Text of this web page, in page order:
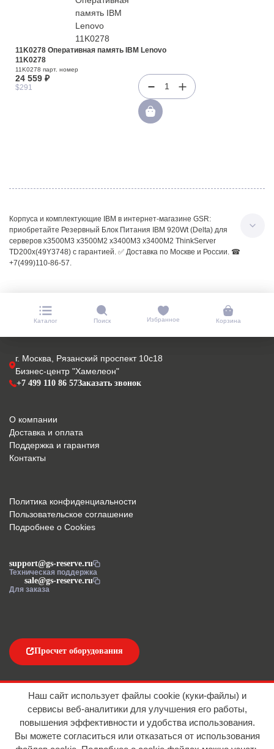
11K0278 Оперативная память IBM Lenovo
11K0278
11K0278 парт. номер
24 559 ₽
$291 1
Корпуса и комплектующие IBM в интернет-магазине GSR:
приобретайте Резервный Блок Питания IBM 920Wt (Delta) для
серверов x3500M3 x3500M2 x3400M3 x3400M2 ThinkServer
TD200x(49Y3748) с гарантией. ✅ Доставка по Москве и России. ☎
+7(499)110-86-57.
Каталог Поиск Избранное Корзина
г. Москва, Рязанский проспект 10с18
Бизнес-центр "Хамелеон"
+7 499 110 86 57Заказать звонок
support@gs-reserve.ru
Техническая поддержка
sale@gs-reserve.ru
Для заказа
О компании
Доставка и оплата
Поддержка и гарантия
Контакты
Просчет оборудования
Политика конфиденциальности
Пользовательское соглашение
Подробнее о Cookies
Наш сайт использует файлы cookie (куки-файлы) и
сервисы веб-аналитики для улучшения его работы,
повышения эффективности и удобства использования.
Вы можете согласиться или отказаться от использования